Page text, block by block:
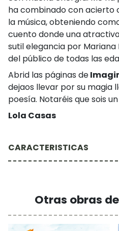
ha combinado con acierto
la música, obteniendo
cuento donde una
sutil elegancia por
del público de todas las
Abrid las páginas de
dejaos llevar por su magia
poesía. Notaréis que sois
Lola Casas
CARACTERISTICAS
Otras obras